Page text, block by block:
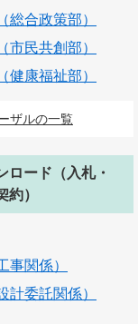
総合政策部）
市民共創部）
健康福祉部）
ザルの一覧
ロード（入札・
約）
事関係）
計委託関係）